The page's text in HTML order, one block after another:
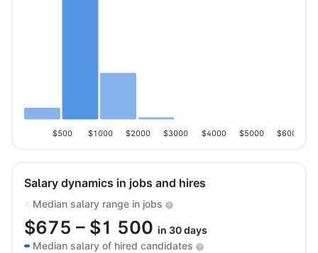
$500 $1000 $2000 $3000 $4000 $5000 $6000
Salary dynamics in jobs and hires
Median salary range in jobs
$675 – $1 500 in 30 days
Median salary of hired candidates